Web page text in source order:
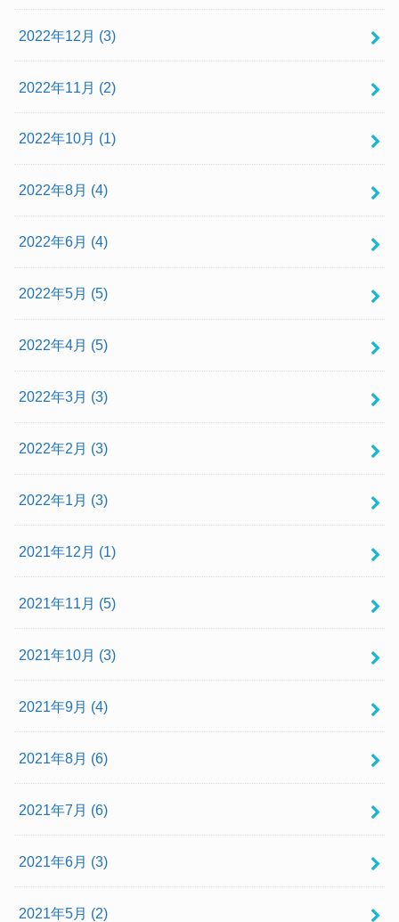
2022年12月 (3)
2022年11月 (2)
2022年10月 (1)
2022年8月 (4)
2022年6月 (4)
2022年5月 (5)
2022年4月 (5)
2022年3月 (3)
2022年2月 (3)
2022年1月 (3)
2021年12月 (1)
2021年11月 (5)
2021年10月 (3)
2021年9月 (4)
2021年8月 (6)
2021年7月 (6)
2021年6月 (3)
2021年5月 (2)